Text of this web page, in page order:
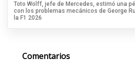
Toto Wolff, jefe de Mercedes, estimó una
con los problemas mecánicos de George
la F1 2026
Comentarios